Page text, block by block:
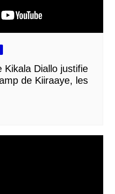
Kikala Diallo justifie
de Kiiraaye, les